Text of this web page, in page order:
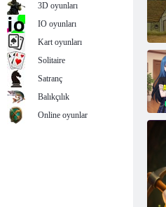
3D oyunları
IO oyunları
Kart oyunları
Solitaire
Satranç
Balıkçılık
Online oyunlar